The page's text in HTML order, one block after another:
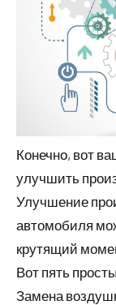
Конечно, вот
улучшить
Улучшение
автомобиля
крутящий
Вот пять
Замена